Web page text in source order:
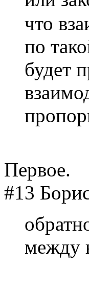
что
по
будет
Первое.
#13
между